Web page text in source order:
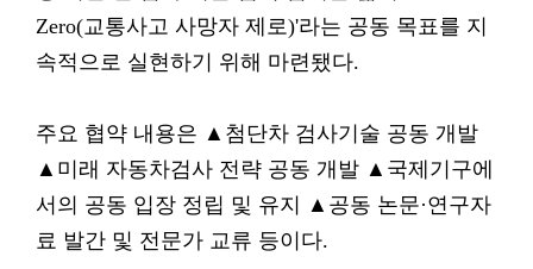
Zero(교통사고 사망자 제로)'라는 공동 목표를 지
속적으로 실현하기 위해 마련됐다.
주요 협약 내용은 ▲첨단차 검사기술 공동 개발
▲미래 자동차검사 전략 공동 개발 ▲국제기구에
서의 공동 입장 정립 및 유지 ▲공동 논문·연구자
료 발간 및 전문가 교류 등이다.